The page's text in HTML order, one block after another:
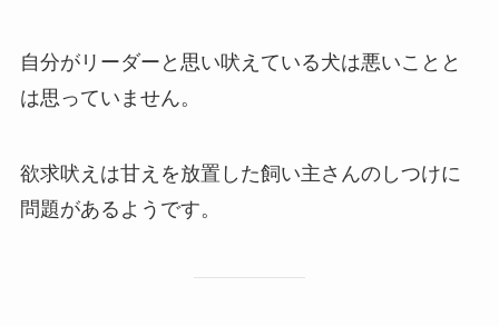
自分がリーダーと思い吠えている犬は悪いことと
は思っていません。
欲求吠えは甘えを放置した飼い主さんのしつけに
問題があるようです。